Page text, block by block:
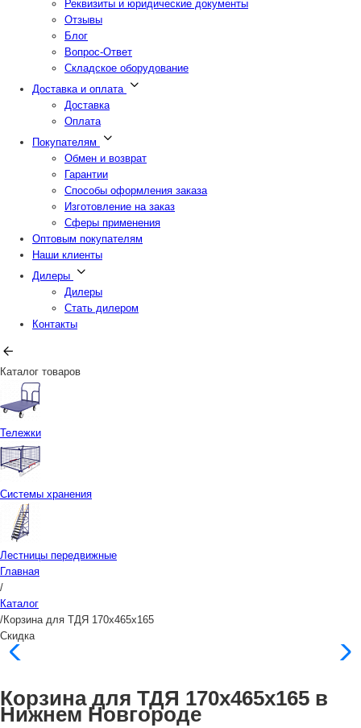
Реквизиты и юридические документы
Отзывы
Блог
Вопрос-Ответ
Складское оборудование
Доставка и оплата
Доставка
Оплата
Покупателям
Обмен и возврат
Гарантии
Способы оформления заказа
Изготовление на заказ
Сферы применения
Оптовым покупателям
Наши клиенты
Дилеры
Дилеры
Стать дилером
Контакты
Каталог товаров
Тележки
Системы хранения
Лестницы передвижные
Главная
/
Каталог
/Корзина для ТДЯ 170x465x165
Скидка
Корзина для ТДЯ 170x465x165 в
Нижнем Новгороде